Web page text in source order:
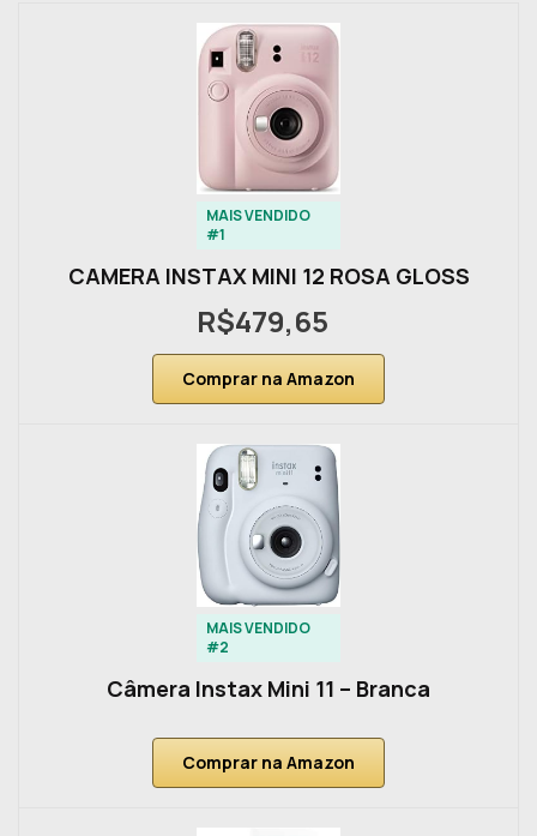
MAIS VENDIDO
#1
CAMERA INSTAX MINI 12 ROSA GLOSS
R$479,65
Comprar na Amazon
MAIS VENDIDO
#2
Câmera Instax Mini 11 – Branca
Comprar na Amazon